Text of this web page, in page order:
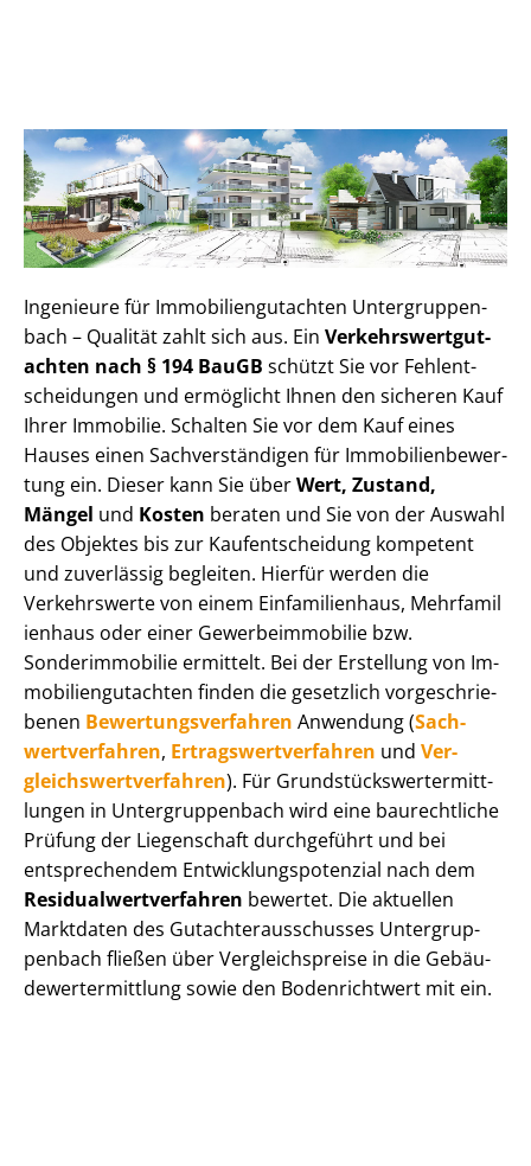
Ingenieure für Im­mo­bi­li­en­gut­ach­ten Un­ter­grup­pen­
bach – Qualität zahlt sich aus. Ein Ver­kehrs­wert­gut­
ach­ten nach § 194 BauGB schützt Sie vor Fehl­ent­
schei­dun­gen und ermöglicht Ihnen den sicheren Kauf
Ihrer Immobilie. Schalten Sie vor dem Kauf eines
Hauses einen Sach­ver­stän­di­gen für Im­mo­bi­li­en­be­wer­
tung ein. Dieser kann Sie überWert, Zustand,
Mängel und Kosten beraten und Sie von der Auswahl
des Objektes bis zur Kauf­ent­schei­dung kompetent
und zuverlässig begleiten. Hierfür werden die
Verkehrswerte von einem Einfamilienhaus, Mehr­fa­mi­l
i­en­haus oder einer Ge­wer­be­im­mo­bi­lie bzw.
Sonderimmobilie ermittelt. Bei der Erstellung von Im­
mo­bi­li­en­gut­ach­ten finden die gesetzlich vor­ge­schrie­
be­nen Be­wer­tungs­ver­fah­ren Anwendung (Sach­
wert­ver­fah­ren, Er­trags­wert­ver­fah­ren und Ver­
gleichs­wert­ver­fah­ren). Für Grund­stücks­wert­ermitt­
lun­gen in Un­ter­grup­pen­bach wird eine baurechtliche
Prüfung der Liegenschaft durchgeführt und bei
entsprechendem Ent­wick­lungs­po­ten­zi­al nach dem
Re­si­du­al­wert­ver­fah­ren bewertet. Die aktuellen
Marktdaten des Gut­ach­ter­aus­schus­ses Un­ter­grup­
pen­bach fließen über Ver­gleichs­prei­se in die Ge­bäu­
de­wert­ermitt­lung sowie den Bodenrichtwert mit ein.